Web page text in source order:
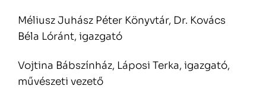
Méliusz Juhász Péter Könyvtár, Dr. Kovács
Béla Lóránt, igazgató
Vojtina Bábszínház, Láposi Terka, igazgató,
művészeti vezető